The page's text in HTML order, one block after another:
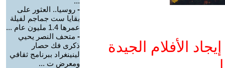
الأفلام الجيدة
- روسيا.. العثور على
بقايا ست جماجم لفيلة
عمرها 1.4 مليون عام ...
- متحف النصر يحيي
ذكرى فك حصار
لينينغراد ببرنامج ثقافي
ومعرض ت ...